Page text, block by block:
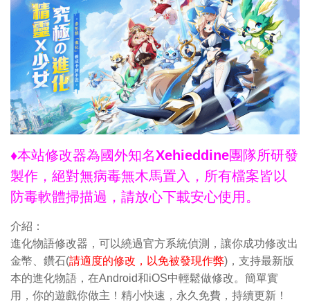
♦本站修改器為國外知名Xehieddine團隊所研發
製作，絕對無病毒無木馬置入，所有檔案皆以
防毒軟體掃描過，請放心下載安心使用。
介紹：
進化物語修改器，可以繞過官方系統偵測，讓你成功修改出
金幣、鑽石(請適度的修改，以免被發現作弊)，支持最新版
本的進化物語，在Android和iOS中輕鬆做修改。簡單實
用，你的遊戲你做主！精小快速，永久免費，持續更新！